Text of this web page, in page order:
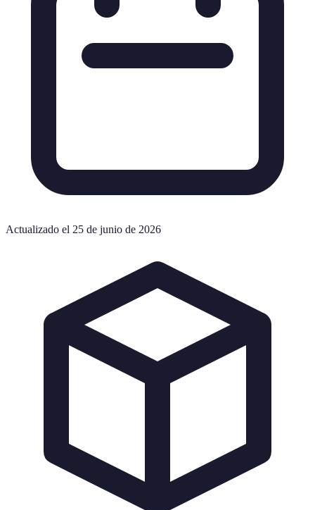
Actualizado el 25 de junio de 2026